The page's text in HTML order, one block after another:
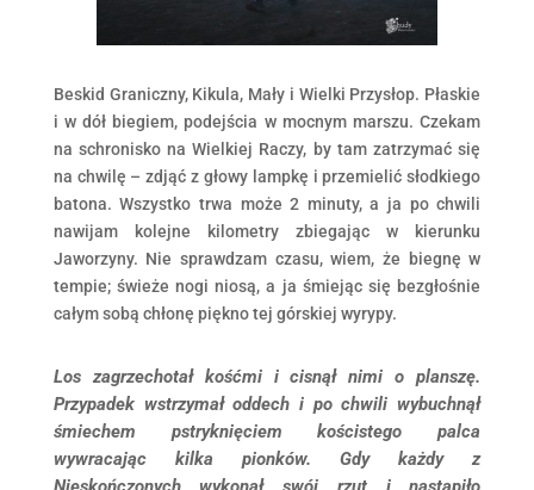
Beskid Graniczny, Kikula, Mały i Wielki Przysłop. Płaskie
i w dół biegiem, podejścia w mocnym marszu. Czekam
na schronisko na Wielkiej Raczy, by tam zatrzymać się
na chwilę – zdjąć z głowy lampkę i przemielić słodkiego
batona. Wszystko trwa może 2 minuty, a ja po chwili
nawijam kolejne kilometry zbiegając w kierunku
Jaworzyny. Nie sprawdzam czasu, wiem, że biegnę w
tempie; świeże nogi niosą, a ja śmiejąc się bezgłośnie
całym sobą chłonę piękno tej górskiej wyrypy.
Los zagrzechotał kośćmi i cisnął nimi o planszę.
Przypadek wstrzymał oddech i po chwili wybuchnął
śmiechem pstryknięciem kościstego palca
wywracając kilka pionków. Gdy każdy z